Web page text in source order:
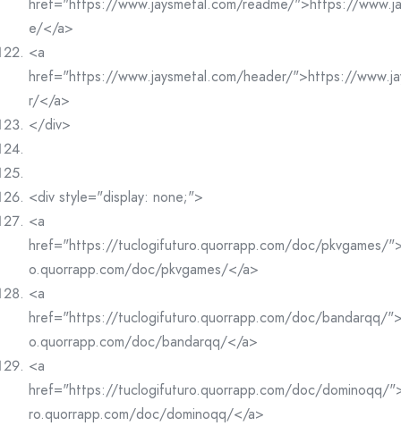
e/</a>
<a
href="https://www.jaysmetal.com/header/">https://
r/</a>
</div>
<div style="display: none;">
<a
href="https://tuclogifuturo.quorrapp.com/doc/pkvgames/
o.quorrapp.com/doc/pkvgames/</a>
<a
href="https://tuclogifuturo.quorrapp.com/doc/bandarqq/
o.quorrapp.com/doc/bandarqq/</a>
<a
href="https://tuclogifuturo.quorrapp.com/doc/dominoqq/
ro.quorrapp.com/doc/dominoqq/</a>